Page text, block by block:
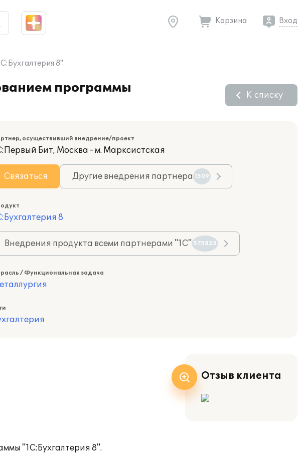
Корзина Вход
8"
программы
К списку
осуществивший внедрение/проект
Бит, Москва - м. Марксистская
Связаться Другие внедрения партнера 1509
8
Внедрения продукта всеми партнерами "1С" 575825
/ Функциональная задача
"1С:Бухгалтерия 8".
Отзыв клиента